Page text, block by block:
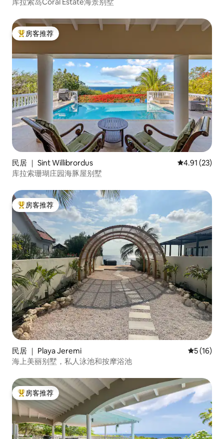
热门「房客推荐」
房客推荐
民居 ｜ Sint Willibrordus 平均评分
4.91 (23)
库拉索珊瑚庄园海豚屋别墅
热门「房客推荐」
房客推荐
民居 ｜ Playa Jeremi 平均评分
5 (16)
海上美丽别墅，私人泳池和按摩浴池
热门「房客推荐」
房客推荐